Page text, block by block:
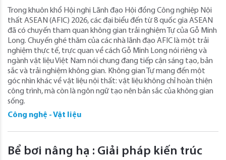
Trong khuôn khổ Hội nghị Lãnh đạo Hội đồng Công nghiệp Nội
thất ASEAN (AFIC) 2026, các đại biểu đến từ 8 quốc gia ASEAN
đã có chuyến tham quan không gian trải nghiệm Tự của Gỗ Minh
Long. Chuyến ghé thăm của các nhà lãnh đạo AFIC là một trải
nghiệm thực tế, trực quan về cách Gỗ Minh Long nói riêng và
ngành vật liệu Việt Nam nói chung đang tiếp cận sáng tạo, bản
sắc và trải nghiệm không gian. Không gian Tự mang đến một
góc nhìn khác về vật liệu nội thất: vật liệu không chỉ hoàn thiện
công trình, mà còn là ngôn ngữ tạo nên bản sắc của không gian
sống.
Công nghệ - Vật liệu
Bể bơi nâng hạ : Giải pháp kiến trúc